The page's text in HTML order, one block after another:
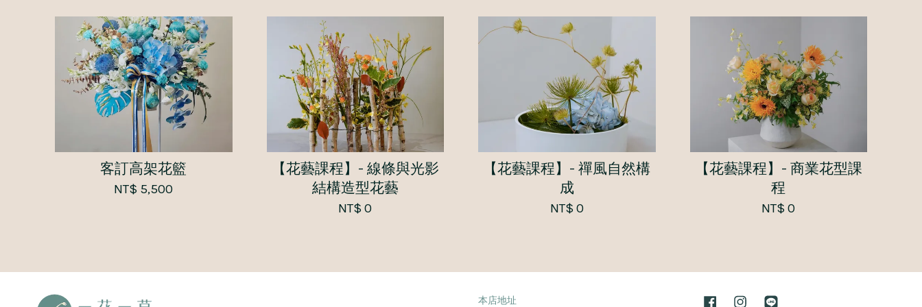
客訂高架花籃
NT$ 5,500
【花藝課程】- 線條與光影
結構造型花藝
NT$ 0
【花藝課程】- 禪風自然構
成
NT$ 0
【花藝課程】- 商業花型課
程
NT$ 0
本店地址 FacebookInstagram